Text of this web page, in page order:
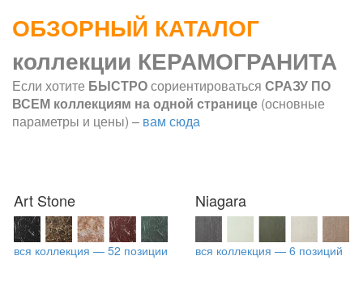
ОБЗОРНЫЙ КАТАЛОГ
коллекции КЕРАМОГРАНИТА
Если хотите БЫСТРОсориентироваться СРАЗУ ПО
ВСЕМ коллекциям на одной странице (основные
параметры и цены) – вам сюда
Art Stone
вся коллекция — 52 позиции
Niagara
вся коллекция — 6 позиций